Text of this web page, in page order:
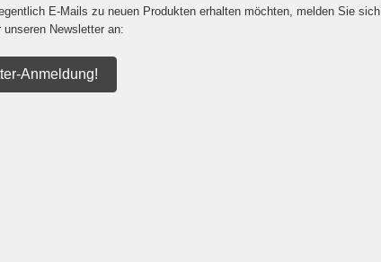
E-Mails zu neuen Produkten erhalten möchten, melden Sie sich
unseren Newsletter an:
Anmeldung!